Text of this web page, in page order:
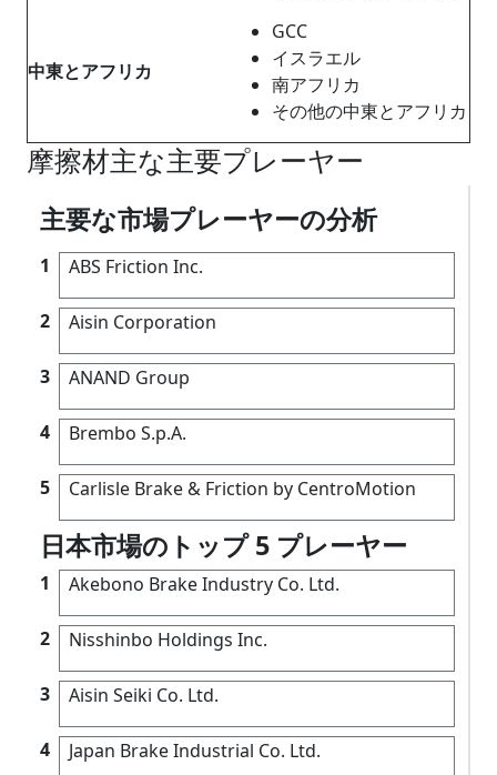
中東とアフリカ
GCC
イスラエル
南アフリカ
その他の中東とアフリカ
摩擦材主な主要プレーヤー
主要な市場プレーヤーの分析
1 ABS Friction Inc.
2 Aisin Corporation
3 ANAND Group
4 Brembo S.p.A.
5 Carlisle Brake & Friction by CentroMotion
日本市場のトップ 5 プレーヤー
1 Akebono Brake Industry Co. Ltd.
2 Nisshinbo Holdings Inc.
3 Aisin Seiki Co. Ltd.
4 Japan Brake Industrial Co. Ltd.